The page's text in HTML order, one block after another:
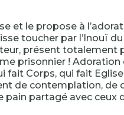
et le propose à
toucher par l’Inouï
présent totalement
prisonnier ! Adoration
fait Corps, qui fait
de contemplation, de
pain partagé avec ceux